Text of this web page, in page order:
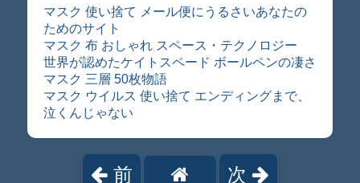
マスク 使い捨て メール便にうるさいあなたの
ためのサイト
マスク 布 おしゃれ スペース・テクノロジー
世界が認めたケイトスペード ボールペンの凄さ
マスク 三層 50枚物語
マスク ウイルス 使い捨て エンディングまで、
泣くんじゃない
前 次